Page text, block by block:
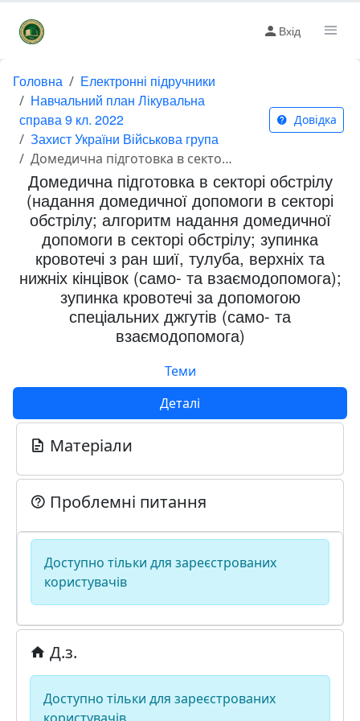
Вхід
Головна
Електронні підручники
Навчальний план Лікувальна
справа 9 кл. 2022
Захист України Військова група
Домедична підготовка в секторі обстрілу (надання домедичної допомоги в секторі обстрілу; алгоритм надання домедичної допомоги в секторі обстрілу; зупинка кровотечі з ран шиї, тулуба, верхніх та нижніх кінцівок (само- та взаємодопомога); зупинка кровотечі за допомогою спеціальних джгутів (само- та взаємодопомога)
Довідка
Домедична підготовка в секторі обстрілу
(надання домедичної допомоги в секторі
обстрілу; алгоритм надання домедичної
допомоги в секторі обстрілу; зупинка
кровотечі з ран шиї, тулуба, верхніх та
нижніх кінцівок (само- та взаємодопомога);
зупинка кровотечі за допомогою
спеціальних джгутів (само- та
взаємодопомога)
Теми
Деталі
Матеріали
Проблемні питання
Доступно тільки для зареєстрованих
користувачів
Д.з.
Доступно тільки для зареєстрованих